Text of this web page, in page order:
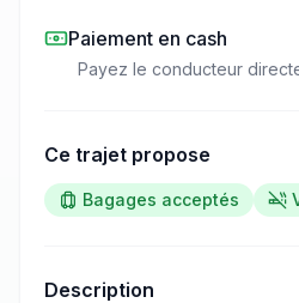
Paiement en cash
Payez le conducteur
Ce trajet propose
Bagages acceptés
Description